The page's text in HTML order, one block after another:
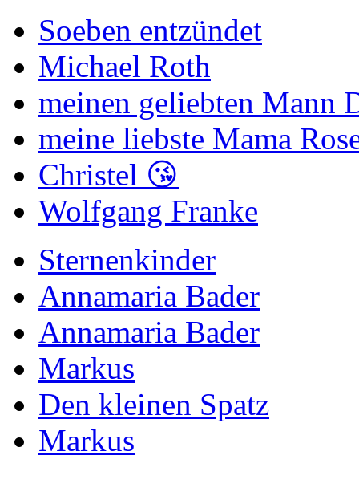
Soeben entzündet
Michael Roth
meinen geliebten Mann
meine liebste Mama
Christel 😘
Wolfgang Franke
Sternenkinder
Annamaria Bader
Annamaria Bader
Markus
Den kleinen Spatz
Markus